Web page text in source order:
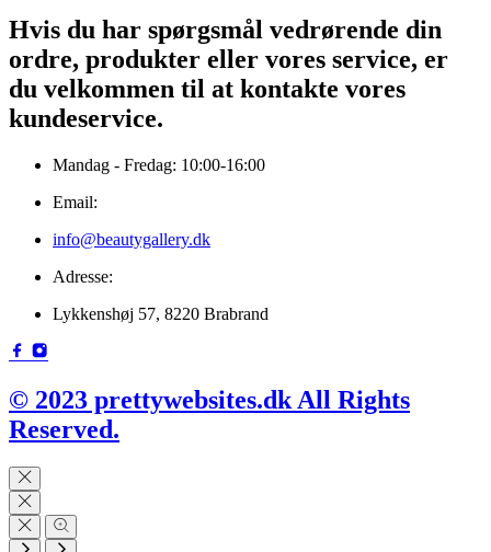
Hvis du har spørgsmål vedrørende din
ordre, produkter eller vores service, er
du velkommen til at kontakte vores
kundeservice.
Mandag - Fredag: 10:00-16:00
Email:
info@beautygallery.dk
Adresse:
Lykkenshøj 57, 8220 Brabrand
© 2023 prettywebsites.dk All Rights
Reserved.